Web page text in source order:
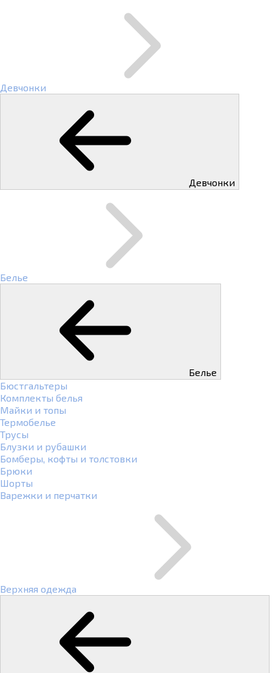
Девчонки
Девчонки
Белье
Белье
Бюстгальтеры
Комплекты белья
Майки и топы
Термобелье
Трусы
Блузки и рубашки
Бомберы, кофты и толстовки
Брюки
Шорты
Варежки и перчатки
Верхняя одежда